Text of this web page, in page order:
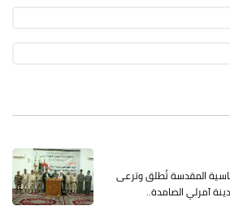
المقدسة تُطلق وترعى
آمرلي الصامدة..